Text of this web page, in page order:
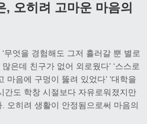
, 오히려 고마운 마음의
무엇을 경험해도 그저 흘러갈 뿐 별로
은데 친구가 없어 외로웠다’ ‘스스로
마음에 구멍이 뚫려 있었다’ ‘대학을
간도 학창 시절보다 자유로워졌지만
오히려 생활이 안정됨으로써 마음의